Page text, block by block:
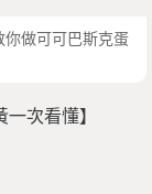
你做可可巴斯克蛋